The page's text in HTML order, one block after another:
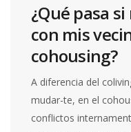
¿Qué pasa
con mis
cohousing?
A diferencia del
mudar-te, en el
conflictos